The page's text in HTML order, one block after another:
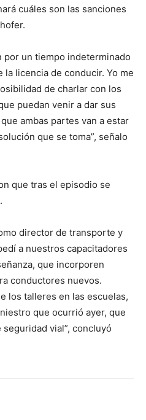
cuáles son las sanciones
por un tiempo indeterminado
licencia de conducir. Yo me
de charlar con los
puedan venir a dar sus
ambas partes van a estar
que se toma”, señalo
que tras el episodio se
director de transporte y
a nuestros capacitadores
que incorporen
conductores nuevos.
los talleres en las escuelas,
que ocurrió ayer, que
vial”, concluyó